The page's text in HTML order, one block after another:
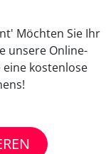
Möchten Sie Ihr
unsere Online-
kostenlose